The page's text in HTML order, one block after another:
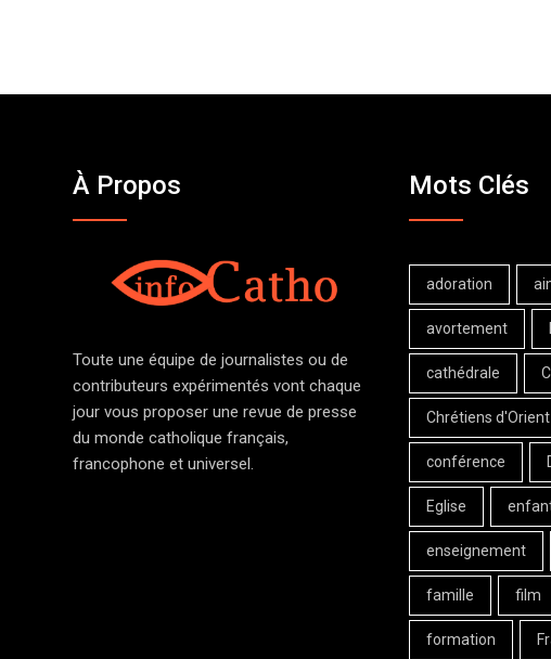
À Propos
Toute une équipe de journalistes ou de
contributeurs expérimentés vont chaque
jour vous proposer une revue de presse
du monde catholique français,
francophone et universel.
Mots Clés
adoration
avortement
cathédrale
Chrétiens d'Orient
conférence
Eglise
enseignement
famille film
formation